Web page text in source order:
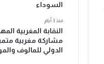
السوداء
منذ 3 أيام
النقابة المغربية
مشاركة مغربية
الدولي للمالوف